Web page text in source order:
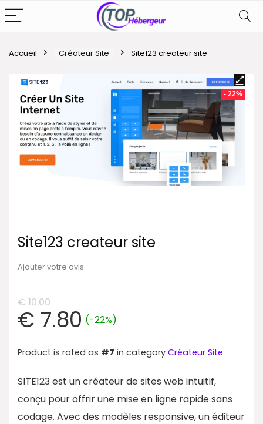
Accueil Créateur Site Site123 createur site
- 22%
Site123 createur site
Ajouter votre avis
€10.00
€ 7.80 (-22%)
Product is rated as #7 in category Créateur Site
SITE123 est un créateur de sites web intuitif,
conçu pour offrir une mise en ligne rapide sans
codage. Avec des modèles responsive, un éditeur